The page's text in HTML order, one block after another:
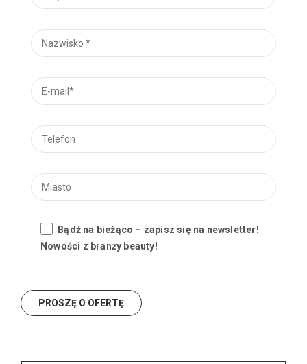
Bądź na bieżąco – zapisz się na newsletter!
Nowości z branży beauty!